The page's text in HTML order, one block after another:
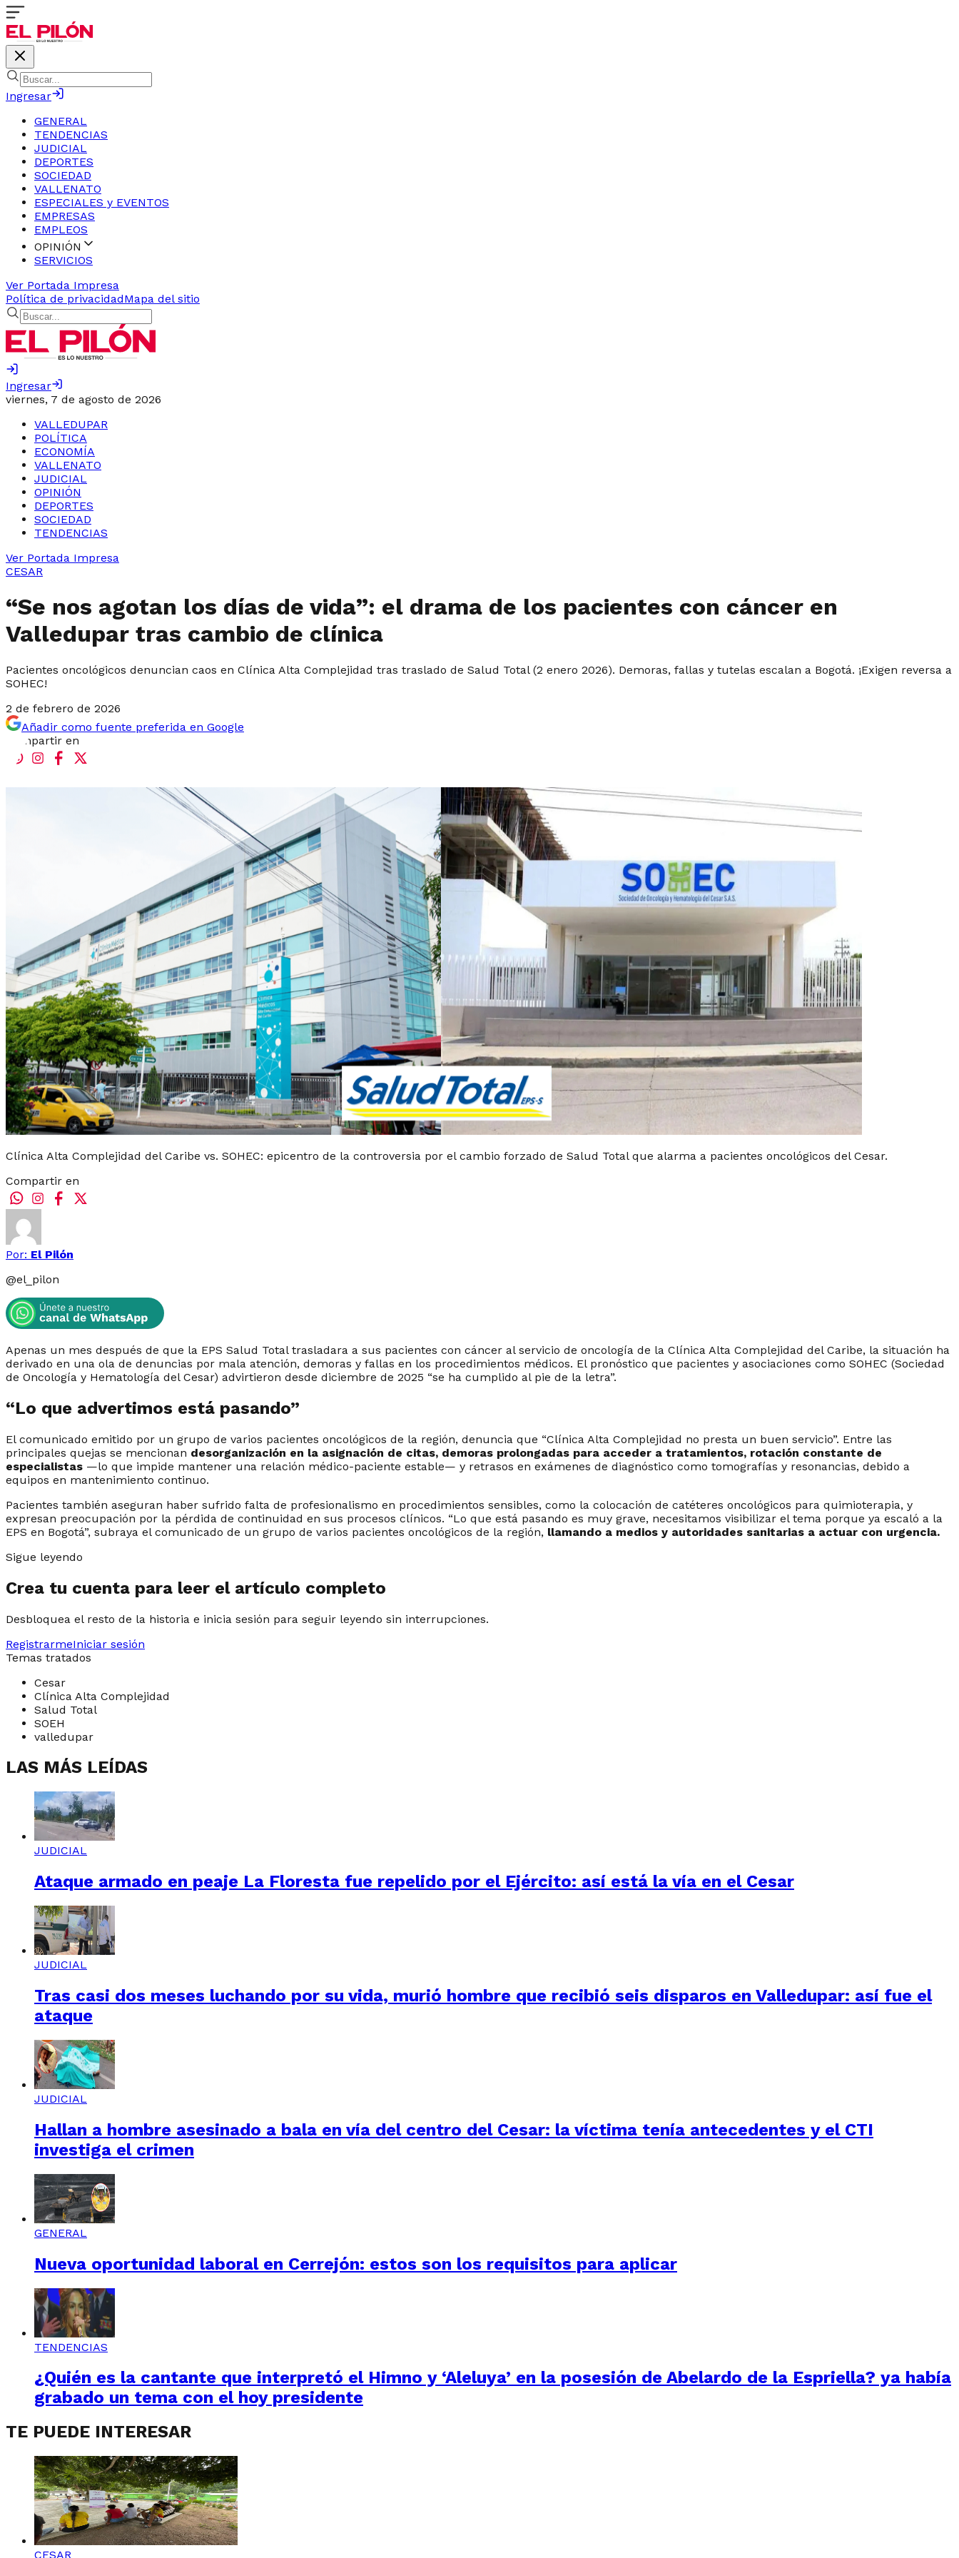
Ingresar
GENERAL
TENDENCIAS
JUDICIAL
DEPORTES
SOCIEDAD
VALLENATO
ESPECIALES y EVENTOS
EMPRESAS
EMPLEOS
OPINIÓN
SERVICIOS
Ver Portada Impresa
Política de privacidadMapa del sitio
Ingresar
viernes, 7 de agosto de 2026
VALLEDUPAR
POLÍTICA
ECONOMÍA
VALLENATO
JUDICIAL
OPINIÓN
DEPORTES
SOCIEDAD
TENDENCIAS
Ver Portada Impresa
CESAR
“Se nos agotan los días de vida”: el drama de los pacientes con cáncer en
Valledupar tras cambio de clínica
Pacientes oncológicos denuncian caos en Clínica Alta Complejidad tras traslado de Salud Total (2 enero 2026). Demoras, fallas y tutelas escalan a Bogotá. ¡Exigen reversa a
SOHEC!
2 de febrero de 2026
Añadir como fuente preferida en Google
Compartir en
Clínica Alta Complejidad del Caribe vs. SOHEC: epicentro de la controversia por el cambio forzado de Salud Total que alarma a pacientes oncológicos del Cesar.
Compartir en
Por: El Pilón
@el_pilon
Apenas un mes después de que la EPS Salud Total trasladara a sus pacientes con cáncer al servicio de oncología de la Clínica Alta Complejidad del Caribe, la situación ha
derivado en una ola de denuncias por mala atención, demoras y fallas en los procedimientos médicos. El pronóstico que pacientes y asociaciones como SOHEC (Sociedad
de Oncología y Hematología del Cesar) advirtieron desde diciembre de 2025 “se ha cumplido al pie de la letra”.
“Lo que advertimos está pasando”
El comunicado emitido por un grupo de varios pacientes oncológicos de la región, denuncia que “Clínica Alta Complejidad no presta un buen servicio”. Entre las
principales quejas se mencionan desorganización en la asignación de citas, demoras prolongadas para acceder a tratamientos, rotación constante de
especialistas —lo que impide mantener una relación médico-paciente estable— y retrasos en exámenes de diagnóstico como tomografías y resonancias, debido a
equipos en mantenimiento continuo.
Pacientes también aseguran haber sufrido falta de profesionalismo en procedimientos sensibles, como la colocación de catéteres oncológicos para quimioterapia, y
expresan preocupación por la pérdida de continuidad en sus procesos clínicos. “Lo que está pasando es muy grave, necesitamos visibilizar el tema porque ya escaló a la
EPS en Bogotá”, subraya el comunicado de un grupo de varios pacientes oncológicos de la región, llamando a medios y autoridades sanitarias a actuar con urgencia.
Sigue leyendo
Crea tu cuenta para leer el artículo completo
Desbloquea el resto de la historia e inicia sesión para seguir leyendo sin interrupciones.
RegistrarmeIniciar sesión
Temas tratados
Cesar
Clínica Alta Complejidad
Salud Total
SOEH
valledupar
LAS MÁS LEÍDAS
JUDICIAL
Ataque armado en peaje La Floresta fue repelido por el Ejército: así está la vía en el Cesar
JUDICIAL
Tras casi dos meses luchando por su vida, murió hombre que recibió seis disparos en Valledupar: así fue el
ataque
JUDICIAL
Hallan a hombre asesinado a bala en vía del centro del Cesar: la víctima tenía antecedentes y el CTI
investiga el crimen
GENERAL
Nueva oportunidad laboral en Cerrejón: estos son los requisitos para aplicar
TENDENCIAS
¿Quién es la cantante que interpretó el Himno y ‘Aleluya’ en la posesión de Abelardo de la Espriella? ya había
grabado un tema con el hoy presidente
TE PUEDE INTERESAR
CESAR